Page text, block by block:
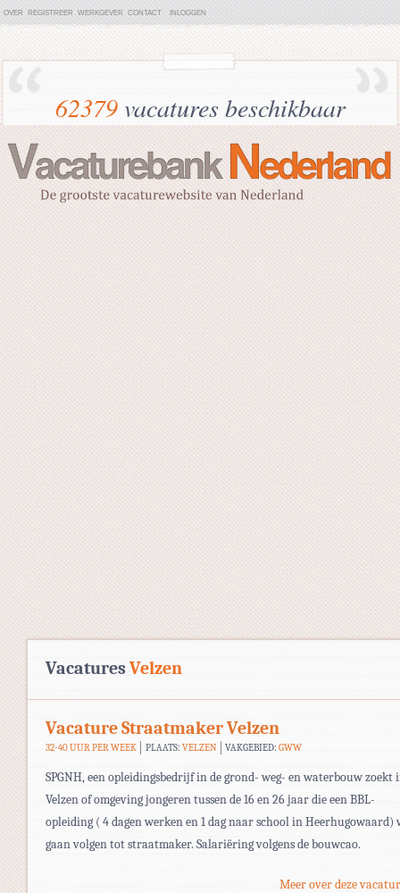
OVER REGISTREER WERKGEVER CONTACT INLOGGEN
62379vacatures beschikbaar
VacaturesVelzen
Vacature Straatmaker Velzen
32-40 UUR PER WEEK PLAATS: VELZEN VAKGEBIED:GWW
SPGNH, een opleidingsbedrijf in de grond- weg- en waterbouw zoekt
Velzen of omgeving jongeren tussen de 16 en 26 jaar die een BBL-
opleiding ( 4 dagen werken en 1 dag naar school in Heerhugowaard)
gaan volgen tot straatmaker. Salariëring volgens de bouwcao.
Meer over deze